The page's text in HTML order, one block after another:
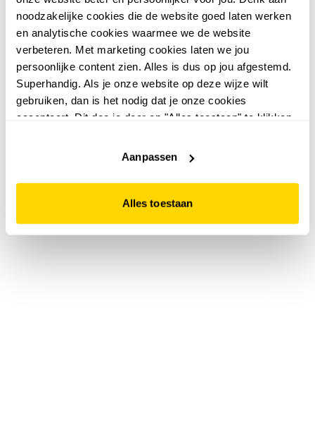
noodzakelijke cookies die de website goed laten werken
en analytische cookies waarmee we de website
verbeteren. Met marketing cookies laten we jou
persoonlijke content zien. Alles is dus op jou afgestemd.
Superhandig. Als je onze website op deze wijze wilt
gebruiken, dan is het nodig dat je onze cookies
accepteert. Dit doe je door op "Alles toestaan" te klikken.
website niet optimaal functioneert.
Aanpassen
Alles toestaan